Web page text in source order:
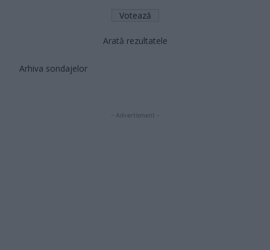
Arată rezultatele
Arhiva sondajelor
- Advertisment -